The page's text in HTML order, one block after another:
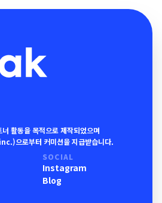
활동을 목적으로 제작되었으며
으로부터 커미션을 지급받습니다.
SOCIAL
Instagram
Blog